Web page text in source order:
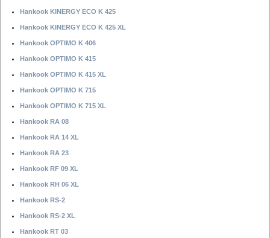
Hankook KINERGY ECO K 425
Hankook KINERGY ECO K 425 XL
Hankook OPTIMO K 406
Hankook OPTIMO K 415
Hankook OPTIMO K 415 XL
Hankook OPTIMO K 715
Hankook OPTIMO K 715 XL
Hankook RA 08
Hankook RA 14 XL
Hankook RA 23
Hankook RF 09 XL
Hankook RH 06 XL
Hankook RS-2
Hankook RS-2 XL
Hankook RT 03